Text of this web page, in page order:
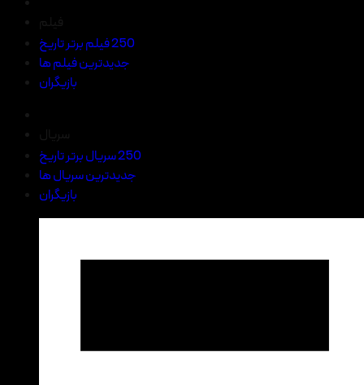
250 فیلم برتر تاریخ
جدیدترین فیلم ها
بازیگران
250 سریال برتر تاریخ
جدیدترین سریال ها
بازیگران